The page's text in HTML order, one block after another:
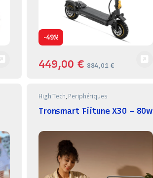
-49%
449,00 € 884,01€
High Tech, Periphériques
Tronsmart Fiitune X30 – 80w